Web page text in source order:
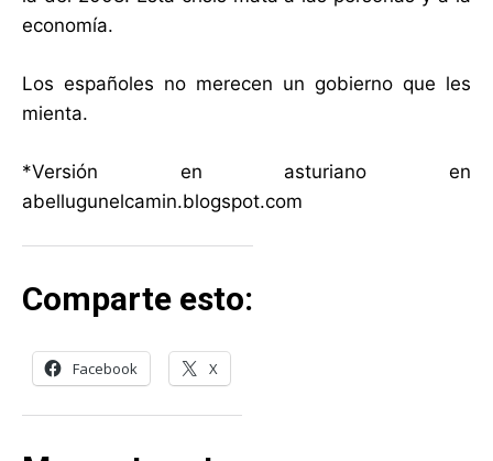
economía.
Los españoles no merecen un gobierno que les
mienta.
*Versión en asturiano en
abellugunelcamin.blogspot.com
Comparte esto:
Facebook X